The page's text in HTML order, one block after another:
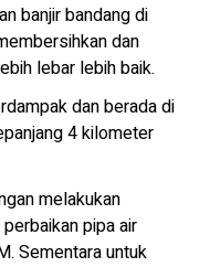
banjir bandang di
dan
lebar lebih baik.
dan berada di
4 kilometer
melakukan
pipa air
Sementara untuk